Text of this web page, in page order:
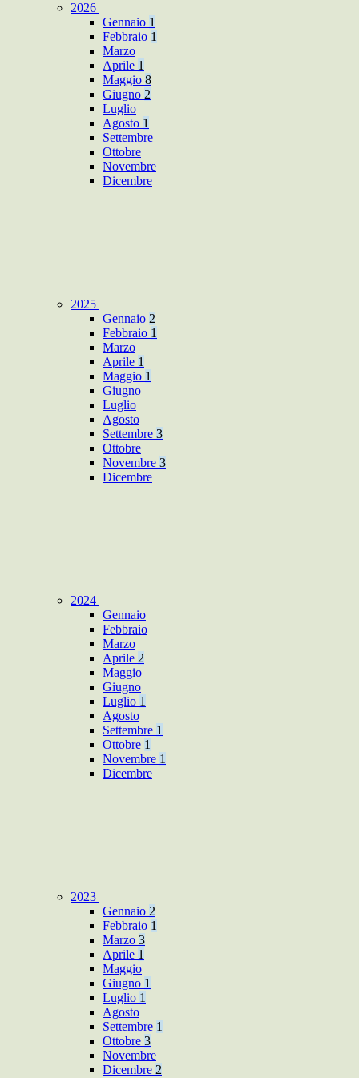
2026
Gennaio 1
Febbraio 1
Marzo
Aprile 1
Maggio 8
Giugno 2
Luglio
Agosto 1
Settembre
Ottobre
Novembre
Dicembre
2025
Gennaio 2
Febbraio 1
Marzo
Aprile 1
Maggio 1
Giugno
Luglio
Agosto
Settembre 3
Ottobre
Novembre 3
Dicembre
2024
Gennaio
Febbraio
Marzo
Aprile 2
Maggio
Giugno
Luglio 1
Agosto
Settembre 1
Ottobre 1
Novembre 1
Dicembre
2023
Gennaio 2
Febbraio 1
Marzo 3
Aprile 1
Maggio
Giugno 1
Luglio 1
Agosto
Settembre 1
Ottobre 3
Novembre
Dicembre 2